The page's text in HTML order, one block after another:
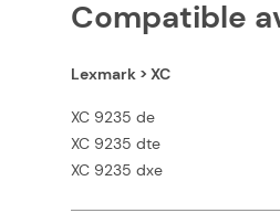
Compatible
Lexmark > XC
XC 9235 de
XC 9235 dte
XC 9235 dxe